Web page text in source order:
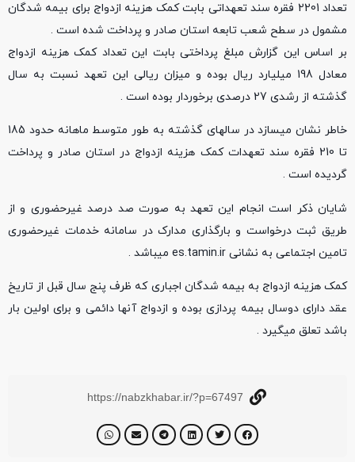
تعداد 2201 فقره سند تعهداتی بابت کمک هزینه ازدواج برای بیمه شدگان
مشمول در سطح شعب تابعه استان صادر و پرداخت شده است .
بر اساس این گزارش مبلغ پرداختی بابت این تعداد کمک هزینه ازدواج
معادل 198 میلیارد ریال بوده و میزان ریالی این تعهد نسبت به سال
گذشته از رشدی 27 درصدی برخوردار بوده است .
خاطر نشان میسازد در سالهای گذشته به طور متوسط ماهانه حدود 185
تا 210 فقره سند تعهدات کمک هزینه ازدواج در استان صادر و پرداخت
گردیده است .
شایان ذکر است انجام این تعهد به صورت صد درصد غیرحضوری و از
طریق ثبت درخواست و بارگذاری مدارک در سامانه خدمات غیرحضوری
تامین اجتماعی به نشانی es.tamin.ir میباشد .
کمک هزینه ازدواج به بیمه شدگان اجباری که ظرف پنج سال قبل از تاریخ
عقد دارای دوسال بیمه پردازی بوده و ازدواج آنها دائمی و برای اولین بار
باشد تعلق میگیرد .
https://nabzkhabar.ir/?p=67497